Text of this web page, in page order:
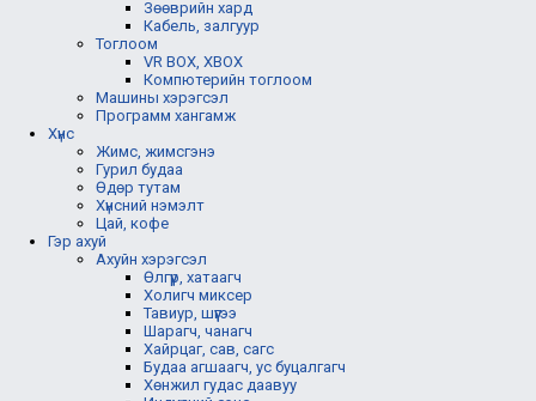
Зөөврийн хард
Кабель, залгуур
Тоглоом
VR BOX, XBOX
Компютерийн тоглоом
Машины хэрэгсэл
Программ хангамж
Хүнс
Жимс, жимсгэнэ
Гурил будаа
Өдөр тутам
Хүнсний нэмэлт
Цай, кофе
Гэр ахуй
Ахуйн хэрэгсэл
Өлгүүр, хатаагч
Холигч миксер
Тавиур, шүүгээ
Шарагч, чанагч
Хайрцаг, сав, сагс
Будаа агшаагч, ус буцалгагч
Хөнжил гудас даавуу